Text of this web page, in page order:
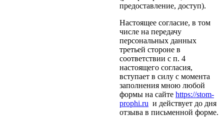
предоставление, доступ).
Настоящее согласие, в том
числе на передачу
персональных данных
третьей стороне в
соответствии с п. 4
настоящего согласия,
вступает в силу с момента
заполнения мною любой
формы на сайте https://stom-
prophi.ru и действует до дня
отзыва в письменной форме.